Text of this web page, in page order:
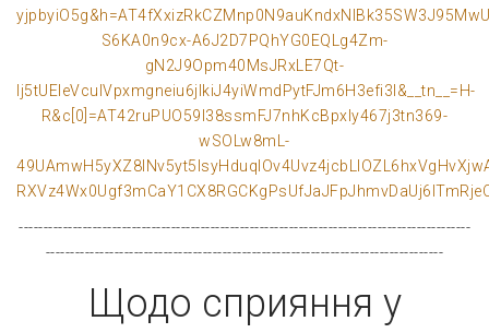
S6KA0n9cx-A6J2D7PQhYG0EQLg4Zm-
gN2J9Opm40MsJRxLE7Qt-
Ij5tUEIeVcuIVpxmgneiu6jlkiJ4yiWmdPytFJm6H3efi3I&__tn__=H-
R&c[0]=AT42ruPUO59I38ssmFJ7nhKcBpxIy467j3tn369-
wSOLw8mL-
--------------------------------------------------------------------------------------------
---------------------------------------------------------------------------------
Щодо сприяння у